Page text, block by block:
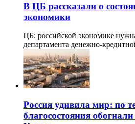
В ЦБ рассказали о
экономики
ЦБ: российской экономике
департамента денежно-
Россия удивила мир: по
благосостояния